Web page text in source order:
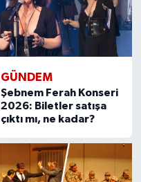
GÜNDEM
Şebnem Ferah Konseri
2026: Biletler satışa
çıktı mı, ne kadar?